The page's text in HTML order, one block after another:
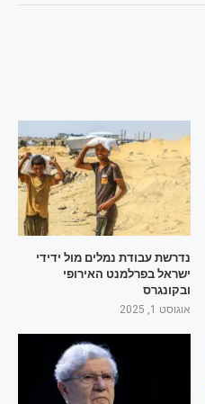
נדרשת עבודת נמלים מול ידידי
ישראל בפרלמנט האירופי
ובקונגרס
אוגוסט 1, 2025